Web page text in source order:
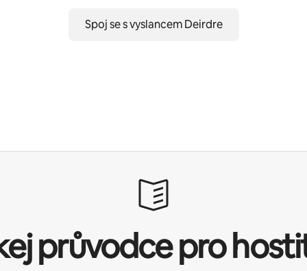
Spoj se s vyslancem Deirdre
průvodce pro